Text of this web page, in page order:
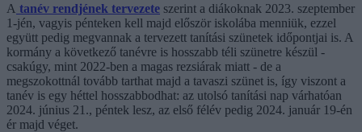
A tanév rendjének tervezete szerint a diákoknak 2023. szeptember
1-jén, vagyis pénteken kell majd először iskolába menniük, ezzel
együtt pedig megvannak a tervezett tanítási szünetek időpontjai is. A
kormány a következő tanévre is hosszabb téli szünetre készül -
csakúgy, mint 2022-ben a magas rezsiárak miatt - de a
megszokottnál tovább tarthat majd a tavaszi szünet is, így viszont a
tanév is egy héttel hosszabbodhat: az utolsó tanítási nap várhatóan
2024. június 21., péntek lesz, az első félév pedig 2024. január 19-én
ér majd véget.